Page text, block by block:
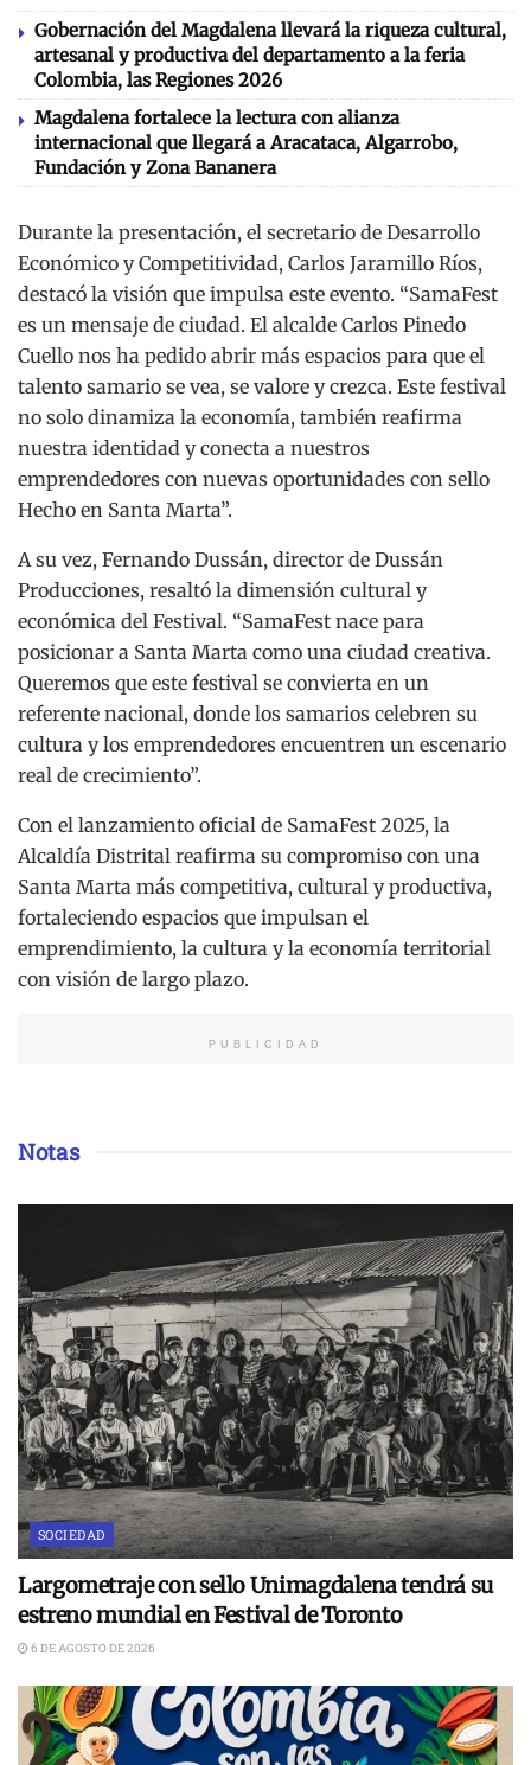
Gobernación del Magdalena llevará la riqueza cultural,
artesanal y productiva del departamento a la feria
Colombia, las Regiones 2026
Magdalena fortalece la lectura con alianza
internacional que llegará a Aracataca, Algarrobo,
Fundación y Zona Bananera
Durante la presentación, el secretario de Desarrollo
Económico y Competitividad, Carlos Jaramillo Ríos,
destacó la visión que impulsa este evento. “SamaFest
es un mensaje de ciudad. El alcalde Carlos Pinedo
Cuello nos ha pedido abrir más espacios para que el
talento samario se vea, se valore y crezca. Este festival
no solo dinamiza la economía, también reafirma
nuestra identidad y conecta a nuestros
emprendedores con nuevas oportunidades con sello
Hecho en Santa Marta”.
A su vez, Fernando Dussán, director de Dussán
Producciones, resaltó la dimensión cultural y
económica del Festival. “SamaFest nace para
posicionar a Santa Marta como una ciudad creativa.
Queremos que este festival se convierta en un
referente nacional, donde los samarios celebren su
cultura y los emprendedores encuentren un escenario
real de crecimiento”.
Con el lanzamiento oficial de SamaFest 2025, la
Alcaldía Distrital reafirma su compromiso con una
Santa Marta más competitiva, cultural y productiva,
fortaleciendo espacios que impulsan el
emprendimiento, la cultura y la economía territorial
con visión de largo plazo.
PUBLICIDAD
Notas
SOCIEDAD
Largometraje con sello Unimagdalena tendrá su
estreno mundial en Festival de Toronto
6 DE AGOSTO DE 2026